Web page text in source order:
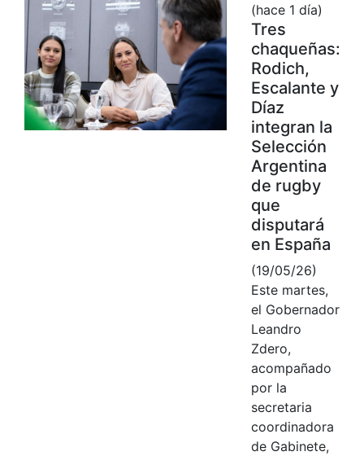
(hace 1 día)
Tres
chaqueñas:
Rodich,
Escalante y
Díaz
integran la
Selección
Argentina
de rugby
que
disputará
en España
(19/05/26)
Este martes,
el Gobernador
Leandro
Zdero,
acompañado
por la
secretaria
coordinadora
de Gabinete,